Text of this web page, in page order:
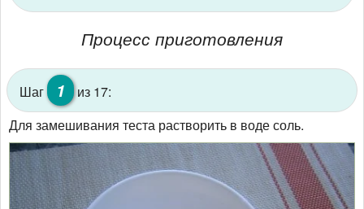
Процесс приготовления
Шаг 1
из 17:
Для замешивания теста растворить в воде соль.